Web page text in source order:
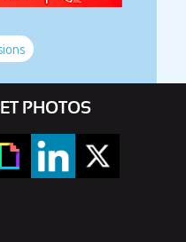
PHOTOS